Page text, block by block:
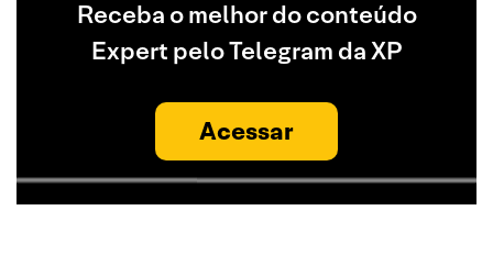
Receba o melhor do conteúdo
Expert pelo Telegram da XP
Acessar